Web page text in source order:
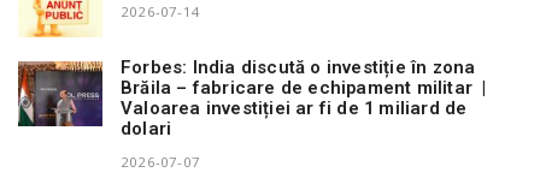
2026-07-14
Forbes: India discută o investiție în zona
Brăila – fabricare de echipament militar |
Valoarea investiției ar fi de 1 miliard de
dolari
2026-07-07